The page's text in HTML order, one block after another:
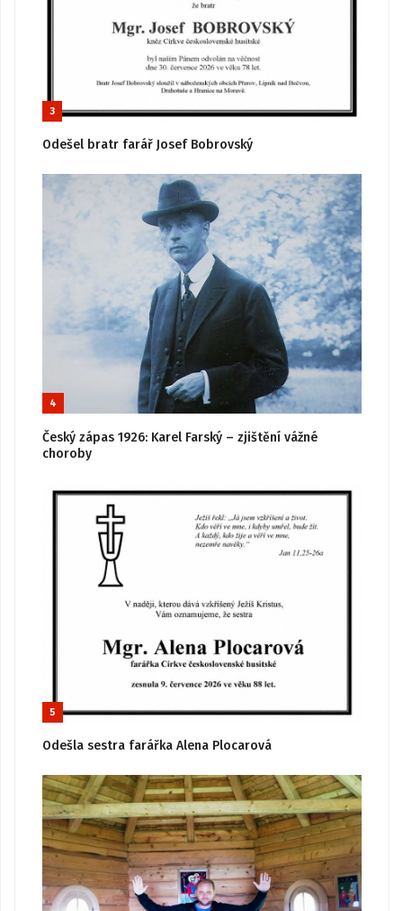
3
Odešel bratr farář Josef Bobrovský
4
Český zápas 1926: Karel Farský – zjištění vážné
choroby
5
Odešla sestra farářka Alena Plocarová